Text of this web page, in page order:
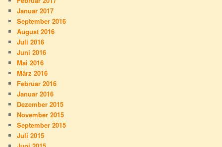
Januar 2017
September 2016
August 2016
Juli 2016
Juni 2016
Mai 2016
März 2016
Februar 2016
Januar 2016
Dezember 2015
November 2015
September 2015
Juli 2015